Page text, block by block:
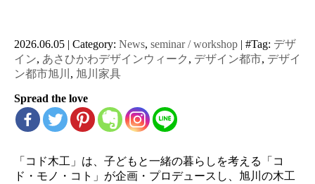
2026.06.05 | Category: News, seminar / workshop | #Tag: デザ
イン, あさひかわデザインウィーク , デザイン都市, デザイ
ン都市旭川 , 旭川家具
Spread the love
「コド木工」は、子どもと一緒の暮らしを考える「コ
ド・モノ・コト」が企画・プロデュースし、旭川の木工